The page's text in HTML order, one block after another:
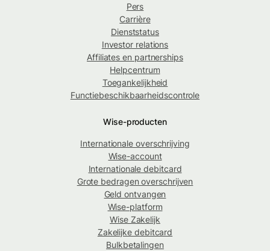
Pers
Carrière
Dienststatus
Investor relations
Affiliates en partnerships
Helpcentrum
Toegankelijkheid
Functiebeschikbaarheidscontrole
Wise-producten
Internationale overschrijving
Wise-account
Internationale debitcard
Grote bedragen overschrijven
Geld ontvangen
Wise-platform
Wise Zakelijk
Zakelijke debitcard
Bulkbetalingen